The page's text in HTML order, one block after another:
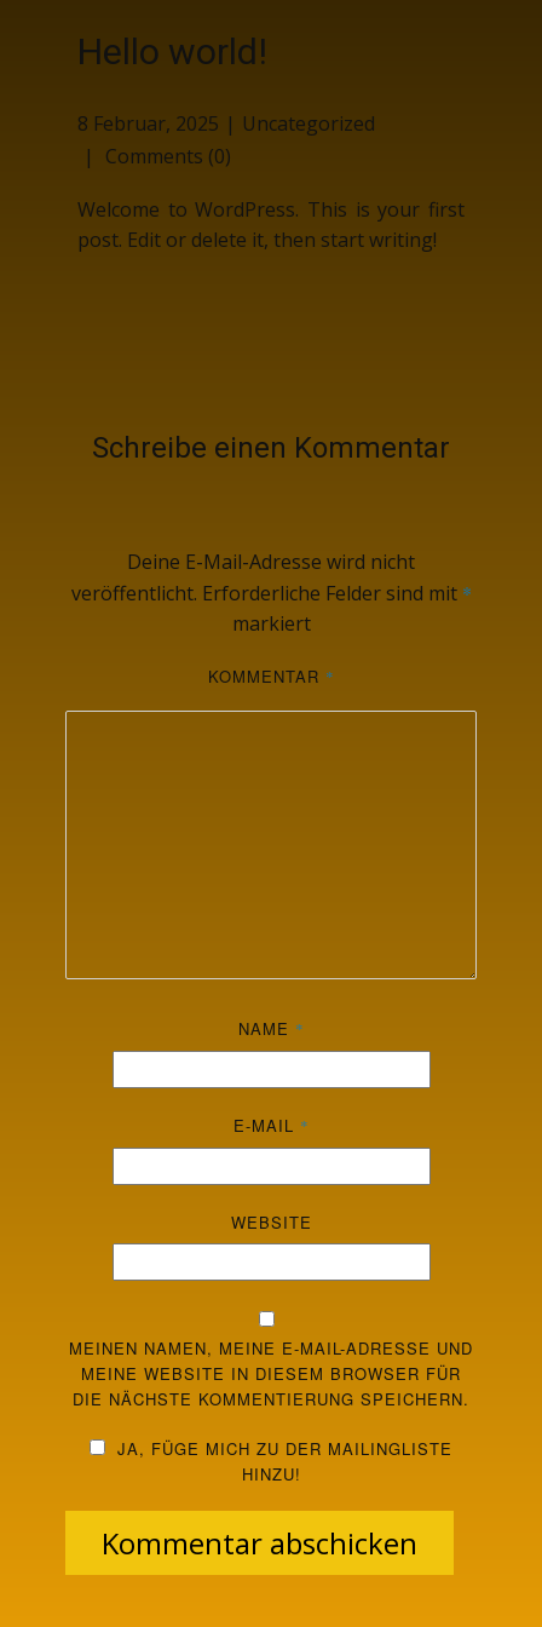
Hello world!
8 Februar, 2025
Uncategorized
Comments (0)
Welcome to WordPress. This is your first
post. Edit or delete it, then start writing!
Schreibe einen Kommentar
Deine E-Mail-Adresse wird nicht
veröffentlicht. Erforderliche Felder sind mit *
markiert
KOMMENTAR *
NAME *
E-MAIL *
WEBSITE
MEINEN NAMEN, MEINE E-MAIL-ADRESSE UND
MEINE WEBSITE IN DIESEM BROWSER FÜR
DIE NÄCHSTE KOMMENTIERUNG SPEICHERN.
JA, FÜGE MICH ZU DER MAILINGLISTE
HINZU!
Kommentar abschicken